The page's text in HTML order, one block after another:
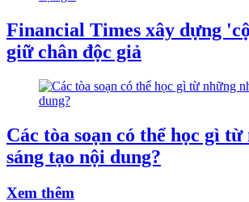
Financial Times xây dựng
giữ chân độc giả
Các tòa soạn có thể học gì
sáng tạo nội dung?
Xem thêm